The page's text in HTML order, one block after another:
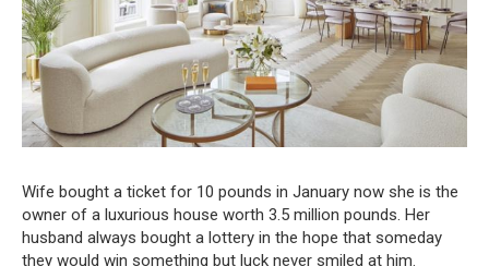
Wife bought a ticket for 10 pounds in January now she is the
owner of a luxurious house worth 3.5 million pounds. Her
husband always bought a lottery in the hope that someday
they would win something but luck never smiled at him.